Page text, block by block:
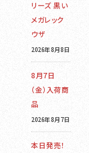
リーズ 黒い
メガレック
ウザ
2026年8月8日
8月7日
（金）入荷商
品
2026年8月7日
本日発売！